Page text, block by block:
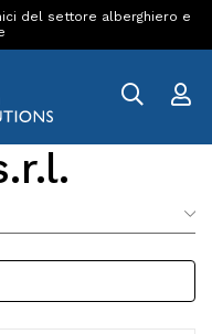
del settore alberghiero e